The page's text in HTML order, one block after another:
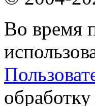
Во время